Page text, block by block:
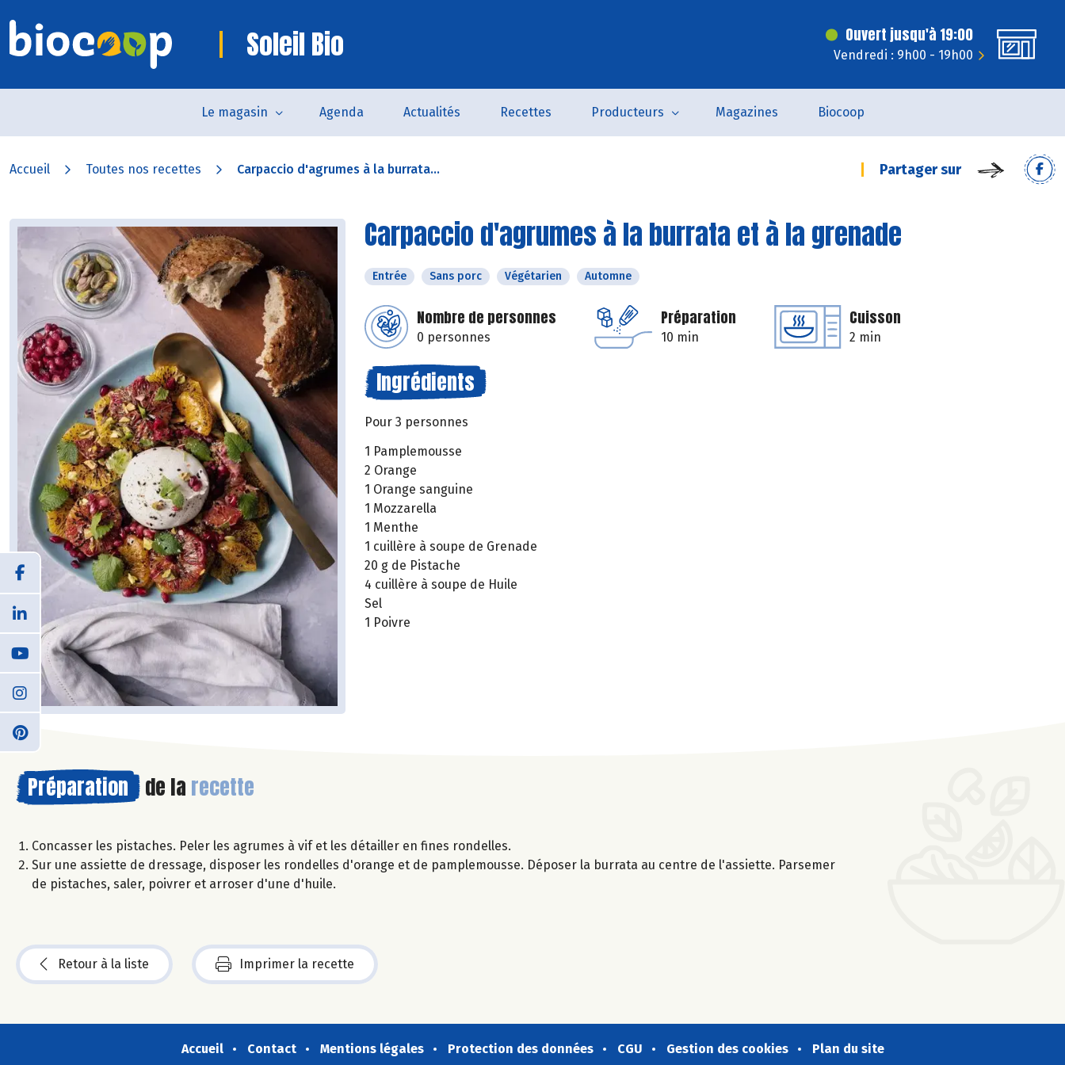
Soleil Bio Ouvert jusqu'à 19:00
Vendredi : 9h00 - 19h00
Le magasin Agenda Actualités Recettes Producteurs Magazines Biocoop
Accueil Toutes nos recettes Carpaccio d'agrumes à la burrata... Partager sur
Carpaccio d'agrumes à la burrata et à la grenade
Entrée Sans porc Végétarien Automne
Nombre de personnes
0 personnes
Préparation
10 min
Cuisson
2 min
Ingrédients
Pour 3 personnes
1 Pamplemousse
2 Orange
1 Orange sanguine
1 Mozzarella
1 Menthe
1 cuillère à soupe de Grenade
20 g de Pistache
4 cuillère à soupe de Huile
Sel
1 Poivre
Préparation de la recette
Concasser les pistaches. Peler les agrumes à vif et les détailler en fines rondelles.
Sur une assiette de dressage, disposer les rondelles d'orange et de pamplemousse. Déposer la burrata au centre de l'assiette. Parsemer
de pistaches, saler, poivrer et arroser d'une d'huile.
Retour à la liste Imprimer la recette
Accueil Contact Mentions légales Protection des données CGU Gestion des cookies Plan du site